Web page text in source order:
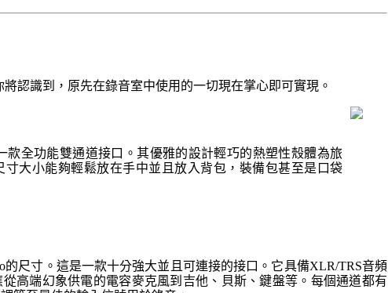
將認識到，原先在錄音室中使用的一切現在掌心即可實現。
款全功能雙通道接口。其優雅的設計輕巧的熱塑性殼體為旅
大小能夠輕鬆放在手中並且放入背包，裝備包甚至是口袋
的尺寸。這是一款十分強大並且可連接的接口。它具備XLR/TRS音頻
高端幻象供電的電容麥克風到吉他、貝斯、鍵盤等。每個通道都有